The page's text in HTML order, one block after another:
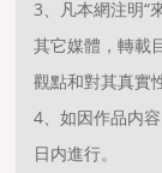
3、凡本網注明“
其它媒體，轉載
觀點和對其真實
4、如因作品内
日内進行。